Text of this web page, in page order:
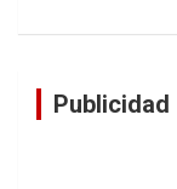
Publicidad